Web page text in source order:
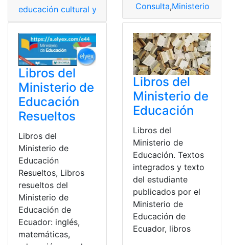
educación cultural y artística Libro,libros,Ministerio
Consulta,Ministerio de
Libros del
Ministerio de
Educación
Resueltos
Libros del
Ministerio de
Educación
Resueltos, Libros
resueltos del
Ministerio de
Educación de
Ecuador: inglés,
matemáticas,
Libros del
Ministerio de
Educación
Libros del
Ministerio de
Educación. Textos
integrados y texto
del estudiante
publicados por el
Ministerio de
Educación de
Ecuador, libros